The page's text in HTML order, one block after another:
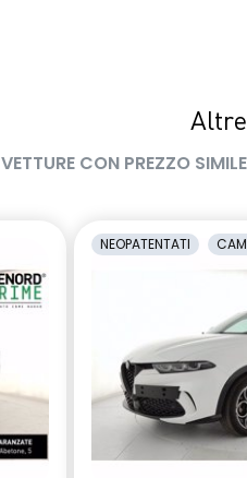
VETTURE CON PREZZO
NEOPATENTATI